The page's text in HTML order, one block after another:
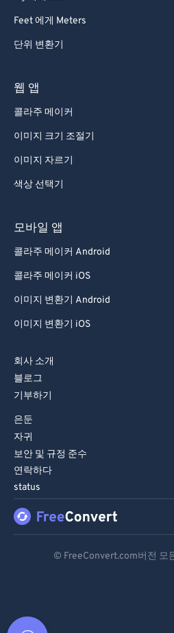
Feet 에게 Meters
단위 변환기
웹 앱
콜라주 메이커
이미지 크기 조절기
이미지 자르기
색상 선택기
모바일 앱
콜라주 메이커 Android
콜라주 메이커 iOS
이미지 변환기 Android
이미지 변환기 iOS
회사 소개
블로그
기부하기
은둔
자귀
보안 및 규정 준수
연락하다
status
© FreeConvert.com버전 모